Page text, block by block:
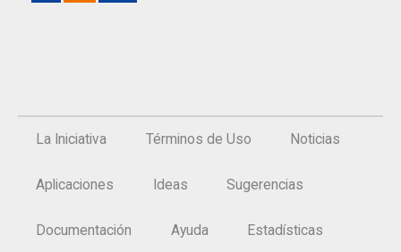
La Iniciativa Términos de Uso Noticias
Aplicaciones Ideas Sugerencias
Documentación Ayuda Estadísticas